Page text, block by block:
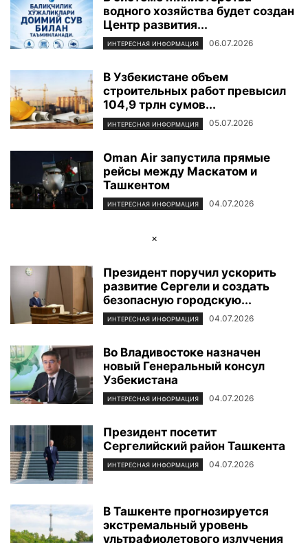
ФОТОРЕПОРТАЖ ЦЕНТР ИСЛАМСКОЙ ЦИВИЛИЗАЦИИ ЭКОЛОГИЯ
ЭКОНОМИКА И БИЗНЕС
водного хозяйства будет создан
Центр развития...
ИНТЕРЕСНАЯ ИНФОРМАЦИЯ 06.07.2026
В Узбекистане объем
строительных работ превысил
104,9 трлн сумов...
ИНТЕРЕСНАЯ ИНФОРМАЦИЯ 05.07.2026
Oman Air запустила прямые
рейсы между Маскатом и
Ташкентом
ИНТЕРЕСНАЯ ИНФОРМАЦИЯ 04.07.2026
×
Президент поручил ускорить
развитие Сергели и создать
безопасную городскую...
ИНТЕРЕСНАЯ ИНФОРМАЦИЯ 04.07.2026
Во Владивостоке назначен
новый Генеральный консул
Узбекистана
ИНТЕРЕСНАЯ ИНФОРМАЦИЯ 04.07.2026
Президент посетит
Сергелийский район Ташкента
ИНТЕРЕСНАЯ ИНФОРМАЦИЯ 04.07.2026
В Ташкенте прогнозируется
экстремальный уровень
ультрафиолетового излучения